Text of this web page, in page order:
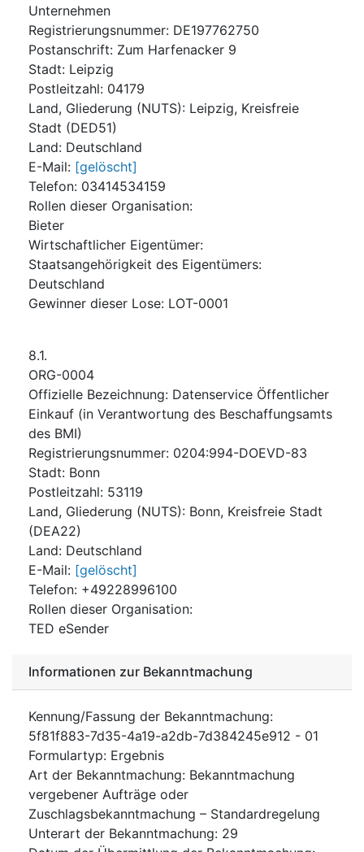
Unternehmen
Registrierungsnummer: DE197762750
Postanschrift: Zum Harfenacker 9
Stadt: Leipzig
Postleitzahl: 04179
Land, Gliederung (NUTS): Leipzig, Kreisfreie
Stadt (DED51)
Land: Deutschland
E-Mail: [gelöscht]
Telefon: 03414534159
Rollen dieser Organisation:
Bieter
Wirtschaftlicher Eigentümer:
Staatsangehörigkeit des Eigentümers:
Deutschland
Gewinner dieser Lose: LOT-0001
8.1.
ORG-0004
Offizielle Bezeichnung: Datenservice Öffentlicher
Einkauf (in Verantwortung des Beschaffungsamts
des BMI)
Registrierungsnummer: 0204:994-DOEVD-83
Stadt: Bonn
Postleitzahl: 53119
Land, Gliederung (NUTS): Bonn, Kreisfreie Stadt
(DEA22)
Land: Deutschland
E-Mail: [gelöscht]
Telefon: +49228996100
Rollen dieser Organisation:
TED eSender
Informationen zur Bekanntmachung
Kennung/Fassung der Bekanntmachung:
5f81f883-7d35-4a19-a2db-7d384245e912 - 01
Formulartyp: Ergebnis
Art der Bekanntmachung: Bekanntmachung
vergebener Aufträge oder
Zuschlagsbekanntmachung – Standardregelung
Unterart der Bekanntmachung: 29